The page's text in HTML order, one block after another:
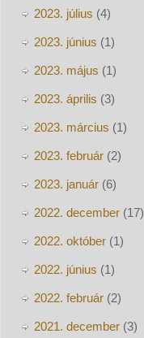
2023. július (4)
2023. június (1)
2023. május (1)
2023. április (3)
2023. március (1)
2023. február(2)
2023. január(6)
2022. december(17)
2022. október(1)
2022. június (1)
2022. február(2)
2021. december(3)